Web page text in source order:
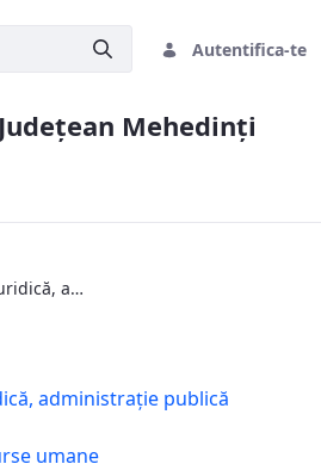
Autentifica-te
Mehedinți
Direcția juridică, administrație publică locală
administrație publică
umane